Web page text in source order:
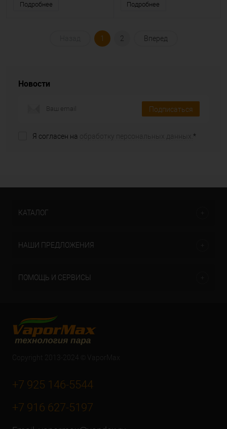
Подробнее Подробнее
1 2 Вперед
Новости
Подписаться
Я согласен на *
КАТАЛОГ
НАШИ ПРЕДЛОЖЕНИЯ
ПОМОЩЬ И СЕРВИСЫ
+7 925 146-5544
+7 916 627-5197